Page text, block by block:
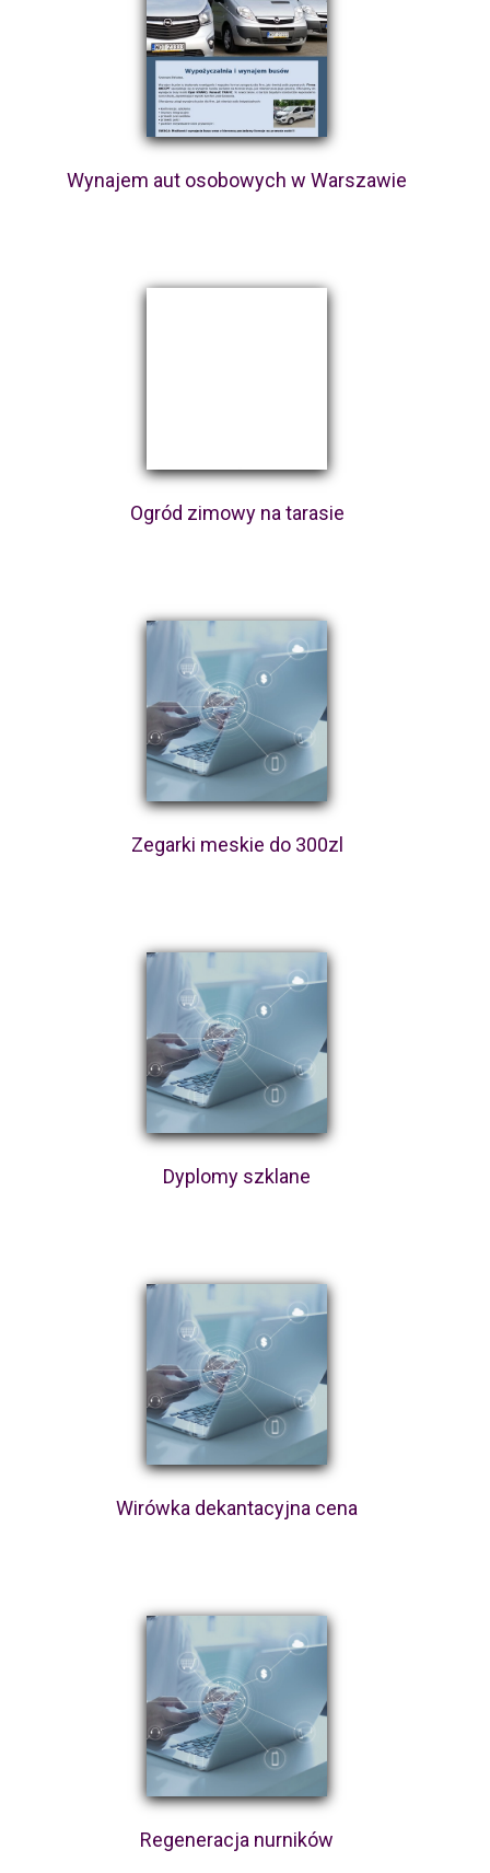
Wynajem aut osobowych w Warszawie
Ogród zimowy na tarasie
Zegarki meskie do 300zl
Dyplomy szklane
Wirówka dekantacyjna cena
Regeneracja nurników